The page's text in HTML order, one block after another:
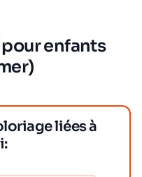
enfants
liées à